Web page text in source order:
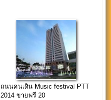
ถนนคนเดิน Music festival PTT
2014 ขายฟรี 20